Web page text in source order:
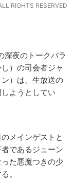
RIGHTS RESERVED
夜のトークバラ
）の司会者ジャ
）は、生放送の
ようとしてい
メインゲストと
であるジューン
た悪魔つきの少
。